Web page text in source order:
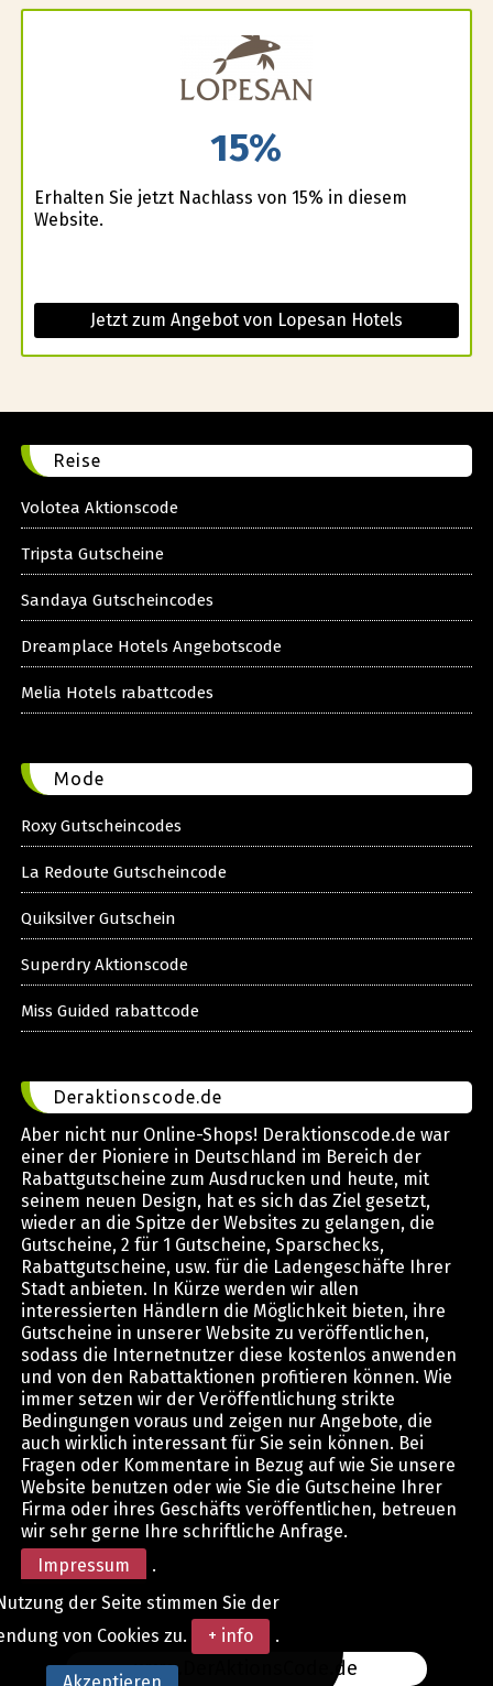
15%
Erhalten Sie jetzt Nachlass von 15% in diesem
Website.
Jetzt zum Angebot von Lopesan Hotels
Reise
Volotea Aktionscode
Tripsta Gutscheine
Sandaya Gutscheincodes
Dreamplace Hotels Angebotscode
Melia Hotels rabattcodes
Mode
Roxy Gutscheincodes
La Redoute Gutscheincode
Quiksilver Gutschein
Superdry Aktionscode
Miss Guided rabattcode
Deraktionscode.de
Aber nicht nur Online-Shops! Deraktionscode.de war
einer der Pioniere in Deutschland im Bereich der
Rabattgutscheine zum Ausdrucken und heute, mit
seinem neuen Design, hat es sich das Ziel gesetzt,
wieder an die Spitze der Websites zu gelangen, die
Gutscheine, 2 für 1 Gutscheine, Sparschecks,
Rabattgutscheine, usw. für die Ladengeschäfte Ihrer
Stadt anbieten. In Kürze werden wir allen
interessierten Händlern die Möglichkeit bieten, ihre
Gutscheine in unserer Website zu veröffentlichen,
sodass die Internetnutzer diese kostenlos anwenden
und von den Rabattaktionen profitieren können. Wie
immer setzen wir der Veröffentlichung strikte
Bedingungen voraus und zeigen nur Angebote, die
auch wirklich interessant für Sie sein können. Bei
Fragen oder Kommentare in Bezug auf wie Sie unsere
Website benutzen oder wie Sie die Gutscheine Ihrer
Firma oder ihres Geschäfts veröffentlichen, betreuen
wir sehr gerne Ihre schriftliche Anfrage.
Impressum
.
www.DerAktionsCode.de
der Seite stimmen Sie der
von Cookies zu.
+ info .